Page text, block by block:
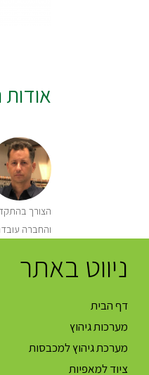
הצורך
והחברה
ניווט באתר
דף הבית
מערכות גיהוץ
מערכת גיהוץ למכבסות
ציוד למאפיות